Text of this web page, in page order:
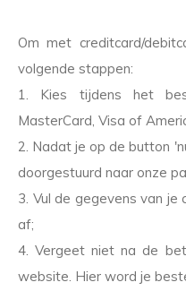
Om met creditcard/
volgende stappen:
1. Kies tijdens het
MasterCard, Visa of
2. Nadat je op de button
doorgestuurd naar onze
3. Vul de gegevens van je
af;
4. Vergeet niet na de
website. Hier word je